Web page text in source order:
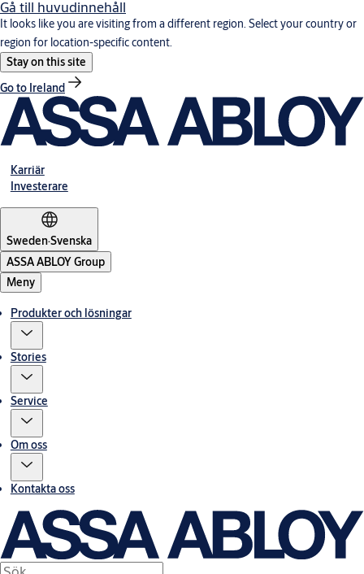
Gå till huvudinnehåll
It looks like you are visiting from a different region. Select your country or
region for location-specific content.
Stay on this site
Go to Ireland
Karriär
Investerare
Sweden·Svenska
ASSA ABLOY Group
Meny
Produkter och lösningar
Stories
Service
Om oss
Kontakta oss